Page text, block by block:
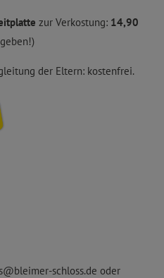
zur Verkostung: 14,90
der Eltern: kostenfrei.
schloss.de oder